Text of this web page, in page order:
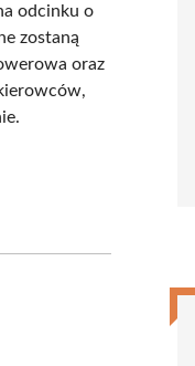
odcinku o
zostaną
oraz